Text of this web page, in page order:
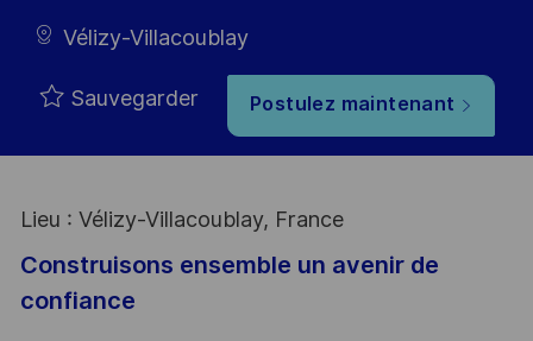
Vélizy-Villacoublay
Sauvegarder Postulez maintenant
Lieu : Vélizy-Villacoublay, France
Construisons ensemble un avenir de
confiance